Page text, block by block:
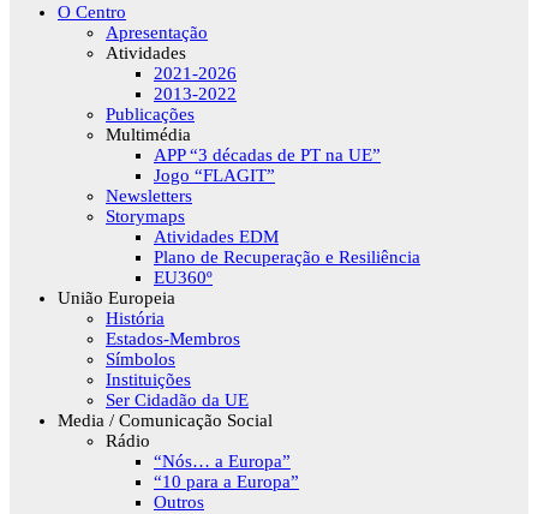
O Centro
Apresentação
Atividades
2021-2026
2013-2022
Publicações
Multimédia
APP “3 décadas de PT na UE”
Jogo “FLAGIT”
Newsletters
Storymaps
Atividades EDM
Plano de Recuperação e Resiliência
EU360º
União Europeia
História
Estados-Membros
Símbolos
Instituições
Ser Cidadão da UE
Media / Comunicação Social
Rádio
“Nós… a Europa”
“10 para a Europa”
Outros